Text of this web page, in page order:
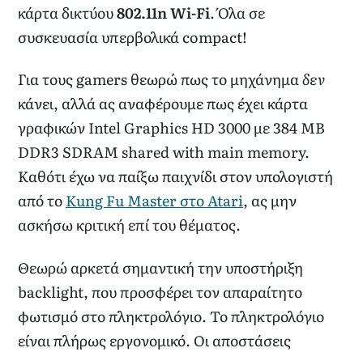
κάρτα δικτύου802.11n Wi-Fi. Όλα σε
συσκευασία υπερβολικά compact!
Για τους gamers θεωρώ πως το μηχάνημαδεν
κάνει, αλλά ας αναφέρουμε πως έχει κάρτα
γραφικών Intel Graphics HD 3000 με 384 MB
DDR3 SDRAM shared with main memory.
Καθότι έχω να παίξω παιχνίδι στον υπολογιστή
από τοKung Fu Master στο Atari, ας μην
ασκήσω κριτική επί του θέματος.
Θεωρώ αρκετά σημαντική την υποστήριξη
backlight, που προσφέρει τον απαραίτητο
φωτισμό στο πληκτρολόγιο. Το πληκτρολόγιο
είναι πλήρως εργονομικό. Οι αποστάσεις